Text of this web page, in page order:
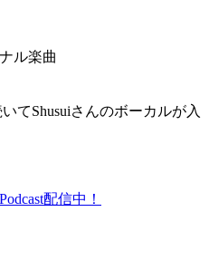
ル楽曲
てShusuiさんのボーカルが入
配信中！